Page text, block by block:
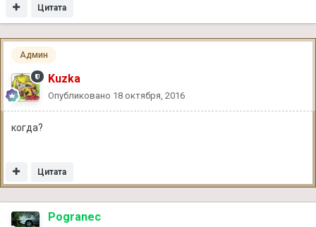
Цитата
Админ
Kuzka
Опубликовано 18 октября, 2016
когда?
Цитата
Pogranec